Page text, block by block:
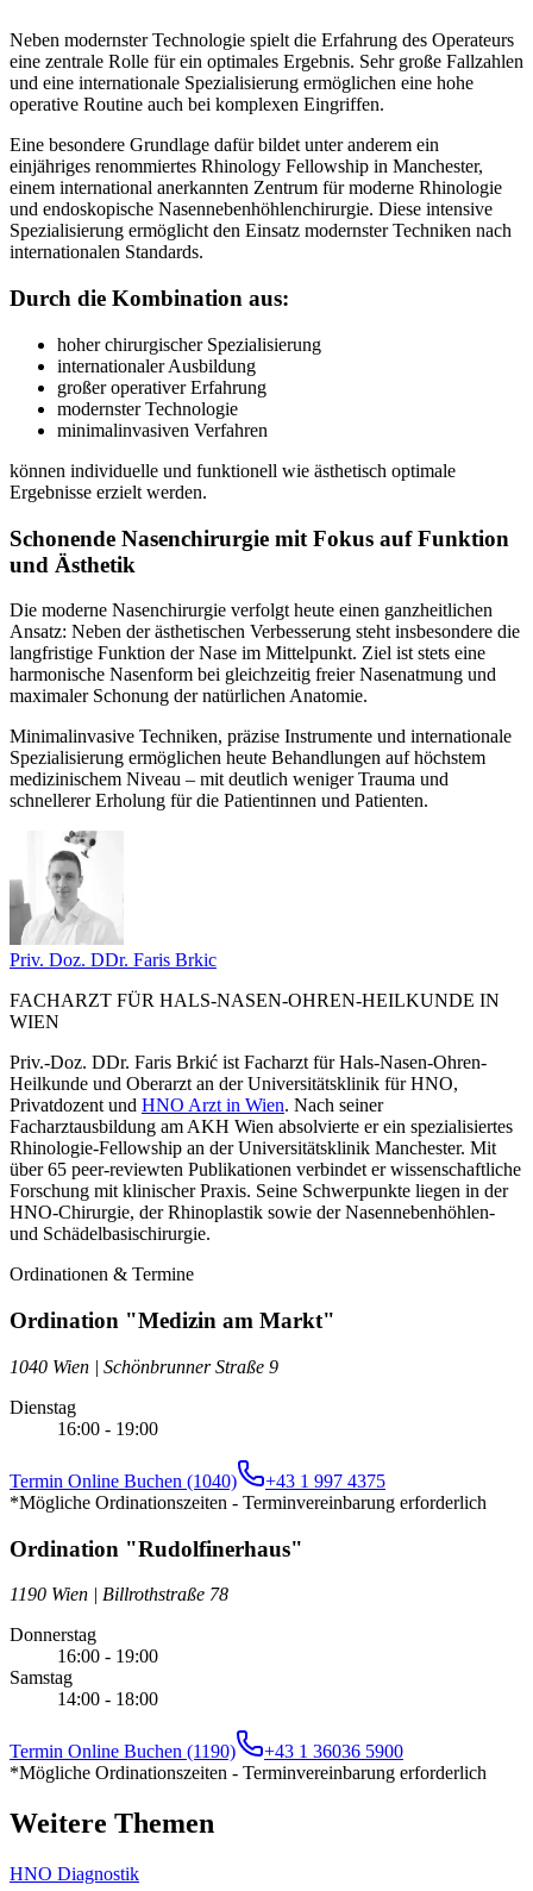
Neben modernster Technologie spielt die Erfahrung des Operateurs
eine zentrale Rolle für ein optimales Ergebnis. Sehr große Fallzahlen
und eine internationale Spezialisierung ermöglichen eine hohe
operative Routine auch bei komplexen Eingriffen.
Eine besondere Grundlage dafür bildet unter anderem ein
einjähriges renommiertes Rhinology Fellowship in Manchester,
einem international anerkannten Zentrum für moderne Rhinologie
und endoskopische Nasennebenhöhlenchirurgie. Diese intensive
Spezialisierung ermöglicht den Einsatz modernster Techniken nach
internationalen Standards.
Durch die Kombination aus:
hoher chirurgischer Spezialisierung
internationaler Ausbildung
großer operativer Erfahrung
modernster Technologie
minimalinvasiven Verfahren
können individuelle und funktionell wie ästhetisch optimale
Ergebnisse erzielt werden.
Schonende Nasenchirurgie mit Fokus auf Funktion
und Ästhetik
Die moderne Nasenchirurgie verfolgt heute einen ganzheitlichen
Ansatz: Neben der ästhetischen Verbesserung steht insbesondere die
langfristige Funktion der Nase im Mittelpunkt. Ziel ist stets eine
harmonische Nasenform bei gleichzeitig freier Nasenatmung und
maximaler Schonung der natürlichen Anatomie.
Minimalinvasive Techniken, präzise Instrumente und internationale
Spezialisierung ermöglichen heute Behandlungen auf höchstem
medizinischem Niveau – mit deutlich weniger Trauma und
schnellerer Erholung für die Patientinnen und Patienten.
Priv. Doz. DDr. Faris Brkic
FACHARZT FÜR HALS-NASEN-OHREN-HEILKUNDE IN
WIEN
Priv.-Doz. DDr. Faris Brkić ist Facharzt für Hals-Nasen-Ohren-
Heilkunde und Oberarzt an der Universitätsklinik für HNO,
Privatdozent und HNO Arzt in Wien. Nach seiner
Facharztausbildung am AKH Wien absolvierte er ein spezialisiertes
Rhinologie-Fellowship an der Universitätsklinik Manchester. Mit
über 65 peer-reviewten Publikationen verbindet er wissenschaftliche
Forschung mit klinischer Praxis. Seine Schwerpunkte liegen in der
HNO-Chirurgie, der Rhinoplastik sowie der Nasennebenhöhlen-
und Schädelbasischirurgie.
Ordinationen & Termine
Ordination "Medizin am Markt"
1040 Wien | Schönbrunner Straße 9
Dienstag
16:00 - 19:00
Termin Online Buchen (1040)
+43 1 997 4375
*Mögliche Ordinationszeiten - Terminvereinbarung erforderlich
Ordination "Rudolfinerhaus"
1190 Wien | Billrothstraße 78
Donnerstag
16:00 - 19:00
Samstag
14:00 - 18:00
Termin Online Buchen (1190)
+43 1 36036 5900
*Mögliche Ordinationszeiten - Terminvereinbarung erforderlich
Weitere Themen
HNO Diagnostik